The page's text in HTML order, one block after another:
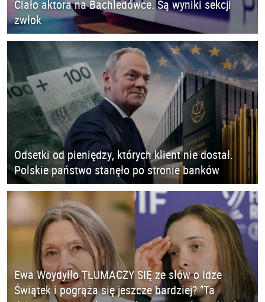
Ciało aktora na Bachledówce. Są wyniki sekcji
zwłok
Odsetki od pieniędzy, których klient nie dostał.
Polskie państwo stanęło po stronie banków
Ewa Woydyłło TŁUMACZY SIĘ ze słów o Idze
Świątek i pogrąża się jeszcze bardziej? "Ta